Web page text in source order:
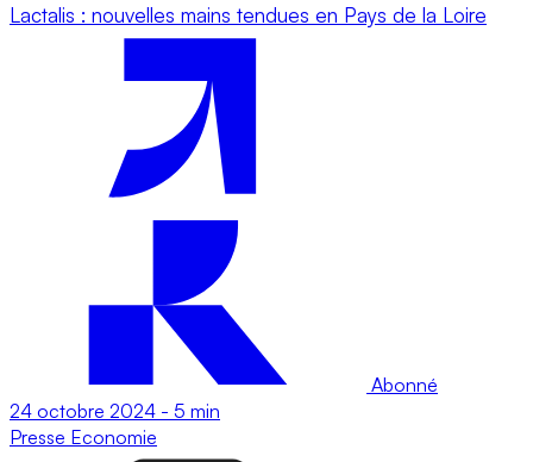
Lactalis : nouvelles mains tendues en Pays de la Loire
Abonné
24 octobre 2024 - 5 min
Presse Economie